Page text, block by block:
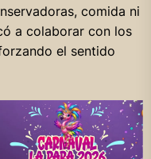
comida ni
a colaborar con los
el sentido